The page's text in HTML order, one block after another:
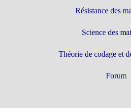
Résistance des
Science des
Théorie de codage et
Forum